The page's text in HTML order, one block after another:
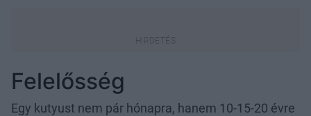
Felelősség
Egy kutyust nem pár hónapra, hanem 10-15-20 évre